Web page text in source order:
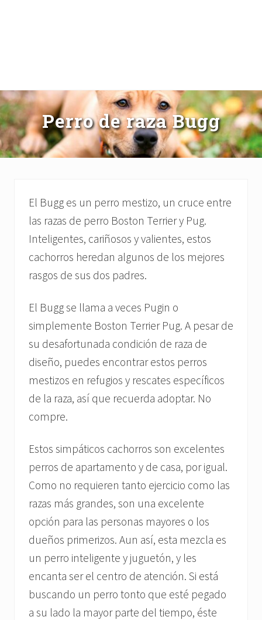
Perro de raza Bugg
El Bugg es un perro mestizo, un cruce entre
las razas de perro Boston Terrier y Pug.
Inteligentes, cariñosos y valientes, estos
cachorros heredan algunos de los mejores
rasgos de sus dos padres.
El Bugg se llama a veces Pugin o
simplemente Boston Terrier Pug. A pesar de
su desafortunada condición de raza de
diseño, puedes encontrar estos perros
mestizos en refugios y rescates específicos
de la raza, así que recuerda adoptar. No
compre.
Estos simpáticos cachorros son excelentes
perros de apartamento y de casa, por igual.
Como no requieren tanto ejercicio como las
razas más grandes, son una excelente
opción para las personas mayores o los
dueños primerizos. Aun así, esta mezcla es
un perro inteligente y juguetón, y les
encanta ser el centro de atención. Si está
buscando un perro tonto que esté pegado
a su lado la mayor parte del tiempo, éste